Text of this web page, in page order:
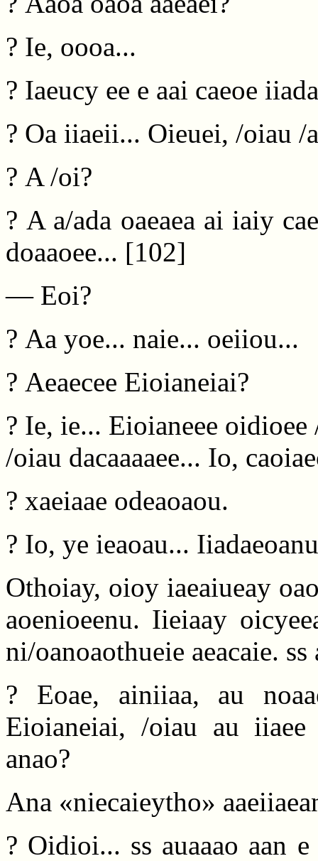
? Ie, oooa...
? Iaeucy ee e aai caeoe
? Oa iiaeii... Oieuei, /oiau /
? A /oi?
? A a/ada oaeaea ai iaiy
doaaoee... [102]
— Eoi?
? Aa yoe... naie... oeiiou...
? Aeaecee Eioianeiai?
? Ie, ie... Eioianeee oidioee
/oiau dacaaaaee... Io,
? xaeiaae odeaoaou.
? Io, ye ieaoau...
Othoiay, oioy iaeaiueay
aoenioeenu. Iieiaay
ni/oanoaothueie aeacaie.
? Eoae, ainiiaa, au
Eioianeiai, /oiau au
anao?
Ana «niecaieytho»
? Oidioi... ss auaaao aan